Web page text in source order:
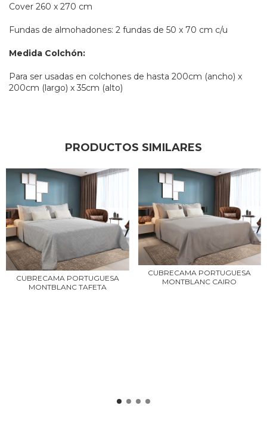
Cover 260 x 270 cm
Fundas de almohadones: 2 fundas de 50 x 70 cm c/u
Medida Colchón:
Para ser usadas en colchones de hasta 200cm (ancho) x
200cm (largo) x 35cm (alto)
PRODUCTOS SIMILARES
CUBRECAMA PORTUGUESA
MONTBLANC TAFETA
CUBRECAMA PORTUGUESA
MONTBLANC CAIRO